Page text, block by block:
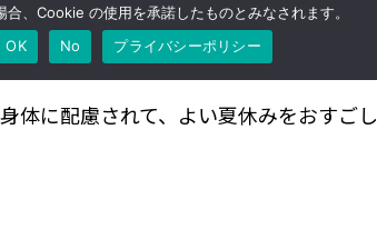
体に配慮されて、よい夏休みをおすご
合、Cookie の使用を承諾したものとみなされます。
OK
No プライバシーポリシー